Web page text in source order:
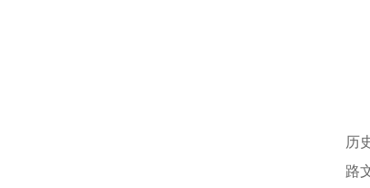
历
路